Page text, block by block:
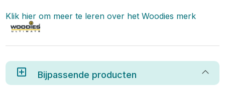
Klik hier om meer te leren over hetWoodies merk
Bijpassende producten